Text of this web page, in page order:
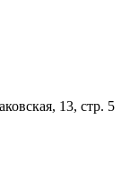
13, стр. 5